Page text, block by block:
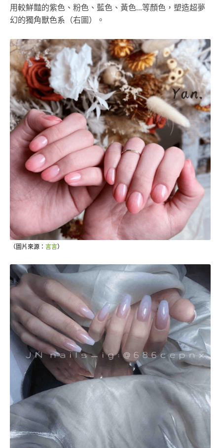
用較鮮豔的紫色、粉色、藍色、黃色...等顏色，塑造超夢
幻的獨角獸色系（右圖）。
（圖片來源： 言言）